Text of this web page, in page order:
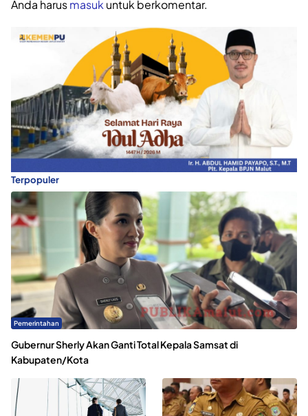
Anda harusmasuk untuk berkomentar.
Terpopuler
Pemerintahan
Gubernur Sherly Akan Ganti Total Kepala Samsat di
Kabupaten/Kota